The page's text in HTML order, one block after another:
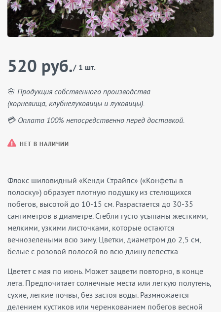
520 руб./ 1 шт.
🌸 Продукция собственного производства
(корневища, клубнелуковицы и луковицы).
💳 Оплата 100% непосредственно перед доставкой.
НЕТ В НАЛИЧИИ
Флокс шиловидный «Кенди Страйпс» («Конфеты в
полоску») образует плотную подушку из стелющихся
побегов, высотой до 10-15 см. Разрастается до 30-35
сантиметров в диаметре. Стебли густо усыпаны жесткими,
мелкими, узкими листочками, которые остаются
вечнозелеными всю зиму. Цветки, диаметром до 2,5 см,
белые с розовой полосой во всю длину лепестка.
Цветет с мая по июнь. Может зацвети повторно, в конце
лета. Предпочитает солнечные места или легкую полутень,
сухие, легкие почвы, без застоя воды. Размножается
делением кустиков или черенкованием побегов весной